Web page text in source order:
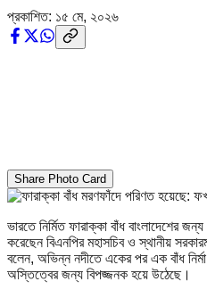
প্রকাশিত: ১৫ মে, ২০২৬
Share Photo Card
ভারতে নির্মিত ফারাক্কা বাঁধ বাংলাদেশের
করেছেন বিএনপির মহাসচিব ও স্থানীয়
বলেন, অভিন্ন নদীতে একের পর এক বাঁধ
অস্তিত্বের জন্য বিপজ্জনক হয়ে উঠেছে।